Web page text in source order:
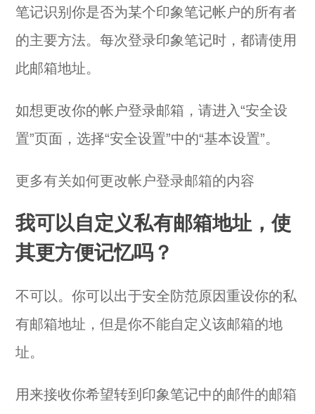
笔记识别你是否为某个印象笔记帐户的所有者
的主要方法。每次登录印象笔记时，都请使用
此邮箱地址。
如想更改你的帐户登录邮箱，请进入“安全设
置”页面，选择“安全设置”中的“基本设置”。
更多有关如何更改帐户登录邮箱的内容
我可以自定义私有邮箱地址，使
其更方便记忆吗？
不可以。你可以出于安全防范原因重设你的私
有邮箱地址，但是你不能自定义该邮箱的地
址。
用来接收你希望转到印象笔记中的邮件的邮箱